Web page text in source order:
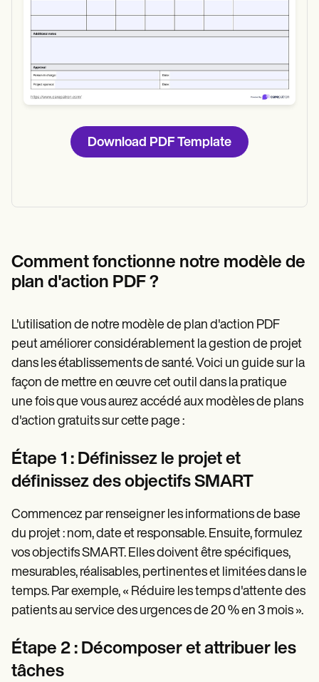
Download PDF Template
Comment fonctionne notre modèle de
plan d'action PDF ?
L'utilisation de notre modèle de plan d'action PDF
peut améliorer considérablement la gestion de projet
dans les établissements de santé. Voici un guide sur la
façon de mettre en œuvre cet outil dans la pratique
une fois que vous aurez accédé aux modèles de plans
d'action gratuits sur cette page :
Étape 1 : Définissez le projet et
définissez des objectifs SMART
Commencez par renseigner les informations de base
du projet : nom, date et responsable. Ensuite, formulez
vos objectifs SMART. Elles doivent être spécifiques,
mesurables, réalisables, pertinentes et limitées dans le
temps. Par exemple, « Réduire les temps d'attente des
patients au service des urgences de 20 % en 3 mois ».
Étape 2 : Décomposer et attribuer les
tâches